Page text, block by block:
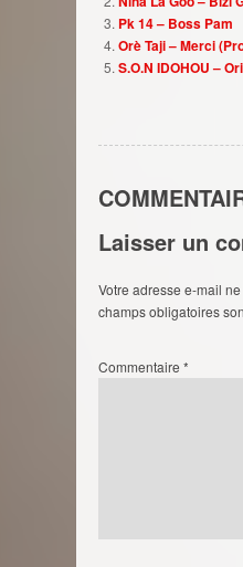
Pk 14 – Boss Pam
Orè Taji – Merci
S.O.N IDOHOU –
Laisser un
Votre adresse e-mail
champs obligatoires
Commentaire *